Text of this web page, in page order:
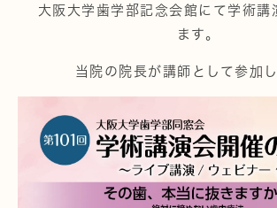
大阪大学歯学部記念会館にて 学術講
ます。
当院の院長が講師として参加し